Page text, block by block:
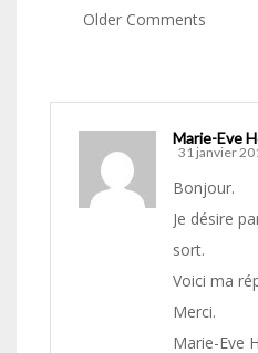
Comment
Older Comments
Marie-Eve
31 janvier
Bonjour.
Je désire
sort.
Voici ma
Merci.
Marie-Eve